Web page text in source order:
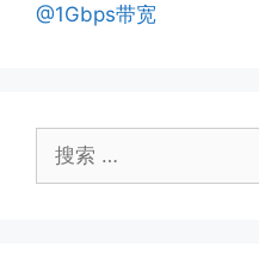
@1Gbps带宽
索：